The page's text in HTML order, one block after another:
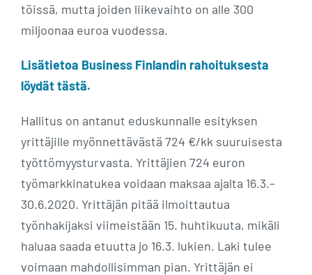
töissä, mutta joiden liikevaihto on alle 300
miljoonaa euroa vuodessa.
Lisätietoa Business Finlandin rahoituksesta
löydät tästä.
Hallitus on antanut eduskunnalle esityksen
yrittäjille myönnettävästä 724 €/kk suuruisesta
työttömyysturvasta. Yrittäjien 724 euron
työmarkkinatukea voidaan maksaa ajalta 16.3.–
30.6.2020. Yrittäjän pitää ilmoittautua
työnhakijaksi viimeistään 15. huhtikuuta, mikäli
haluaa saada etuutta jo 16.3. lukien. Laki tulee
voimaan mahdollisimman pian. Yrittäjän ei